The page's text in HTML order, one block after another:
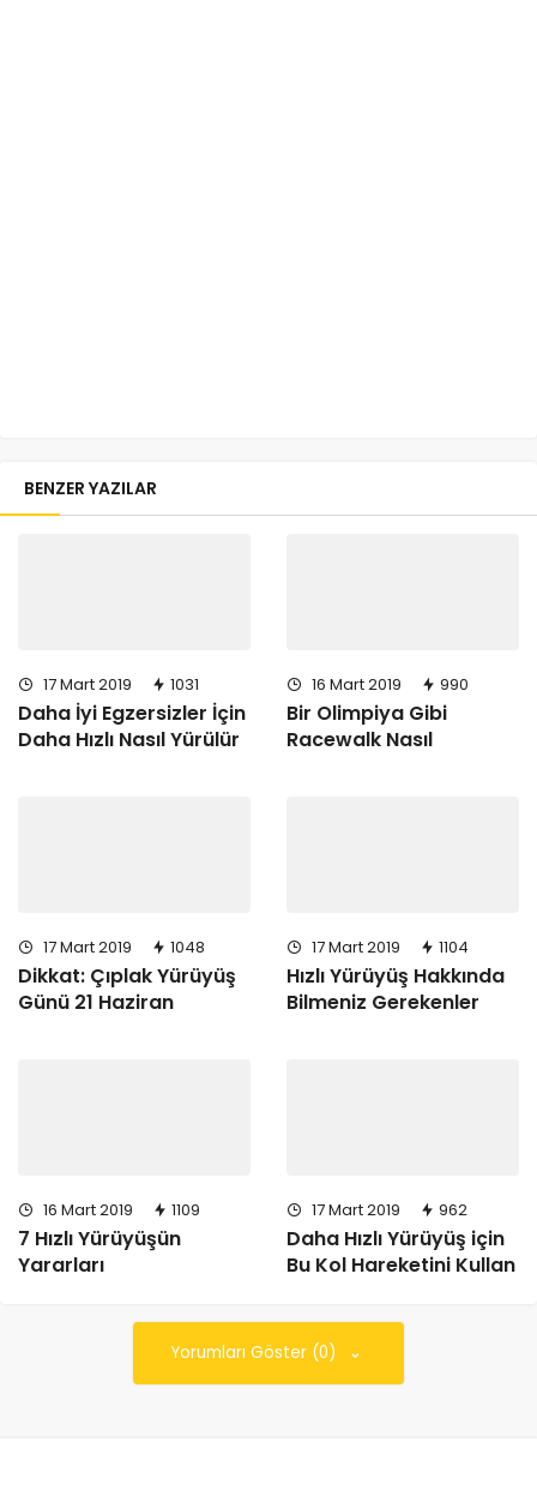
BENZER YAZILAR
17 Mart 2019 1031
Daha İyi Egzersizler İçin
Daha Hızlı Nasıl Yürülür
16 Mart 2019 990
Bir Olimpiya Gibi
Racewalk Nasıl
17 Mart 2019 1048
Dikkat: Çıplak Yürüyüş
Günü 21 Haziran
17 Mart 2019 1104
Hızlı Yürüyüş Hakkında
Bilmeniz Gerekenler
16 Mart 2019 1109
7 Hızlı Yürüyüşün
Yararları
17 Mart 2019 962
Daha Hızlı Yürüyüş için
Bu Kol Hareketini Kullan
Yorumları Göster (0)